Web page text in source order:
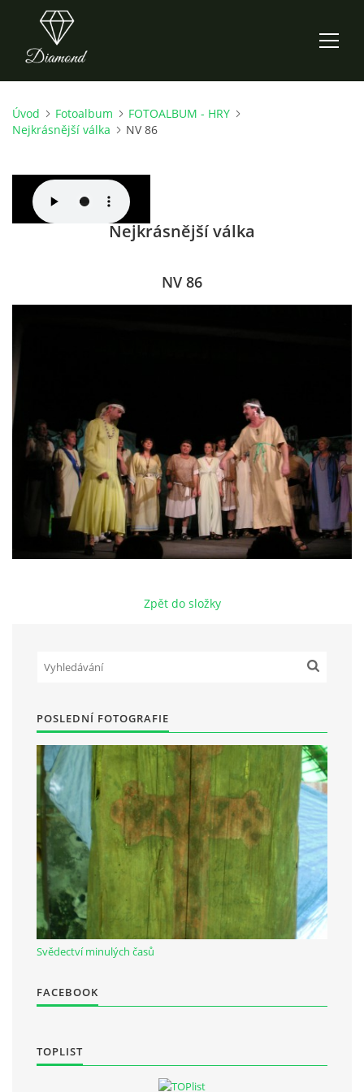
ÚVOD
O NÁS
HRY OD ROKU 1973
VIDEOZÁZNAMY Z HER
FOTOALBUM
ČLENOVÉ - SOUČASNOST
MÍSTO PRO VAŠE VZKAZY!!
DOKUMENTY OVJK
Občanská vzdělávací jednota "Komenský" v Choceradech z.s.
Chocerady 4
257 24 Chocerady
IČ: 498 28 614
Kontaktní osoba:
Mgr. Miroslava Cinkeisová
723 967 851
© 2026 eStránky.cz |RSS
Úvod Fotoalbum
FOTOALBUM - HRY
Nejkrásnější válka
NV 86
Nejkrásnější válka
NV 86
Zpět do složky
POSLEDNÍ FOTOGRAFIE
Svědectví minulých časů
FACEBOOK
TOPLIST